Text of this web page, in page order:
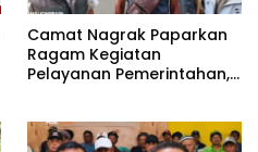
Camat Nagrak Paparkan
Ragam Kegiatan
Pelayanan Pemerintahan,